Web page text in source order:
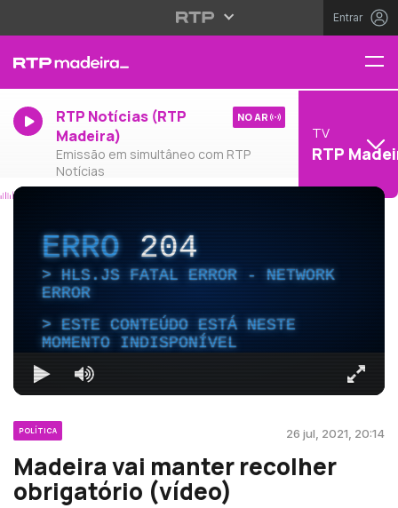
Entrar
RTP Notícias (RTP
Madeira)
Emissão em simultâneo com RTP
Notícias
NO AR
TV
RTP
ERRO204
HLS.JS FATAL ERROR - NETWORK
ERROR
ESTE CONTEÚDO ESTÁ NESTE
MOMENTO INDISPONÍVEL
POLÍTICA 26 jul, 2021, 20:14
Madeira vai manter recolher
obrigatório (vídeo)